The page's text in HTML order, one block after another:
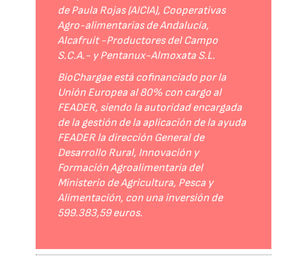
de Paula Rojas (AICIA), Cooperativas
Agro-alimentarias de Andalucía,
Alcafruit -Productores del Campo
S.C.A.- y Pentanux-Almoxata S.L.
BioChargae está cofinanciado por la
Unión Europea al 80% con cargo al
FEADER, siendo la autoridad encargada
de la gestión de la aplicación de la ayuda
FEADER la dirección General de
Desarrollo Rural, Innovación y
Formación Agroalimentaria del
Ministerio de Agricultura, Pesca y
Alimentación, con una inversión de
599.383,59 euros.